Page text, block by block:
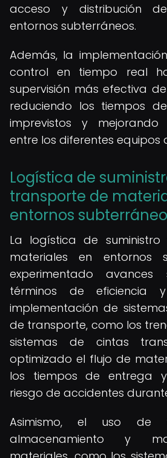
acceso y distribución
entornos subterráneos.
Además, la
control en tiempo real
supervisión más efectiva
reduciendo los tiempos
imprevistos y
entre los diferentes equipos
Logística de
transporte de
entornos
La logística de
materiales en entornos
experimentado avances
términos de eficiencia
implementación de
de transporte, como los
sistemas de cintas
optimizado el flujo de
los tiempos de entrega
riesgo de accidentes
Asimismo, el uso de
almacenamiento y